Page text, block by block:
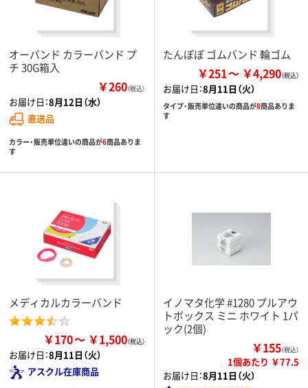
オーバンド カラーバンド プ
チ 30G箱入
￥260（税込）
お届け日：8月12日（水）
直送品
カラー・販売単位違いの商品が6商品ありま
す
たんぽぽ ゴムバンド 輪ゴム
￥251 ￥4,290
お届け日：8月11日（火）
タイプ・販売単位違いの商品が8商品ありま
す
メディカルカラーバンド
￥170 ￥1,500
お届け日：8月11日（火）
アスクル在庫商品
イノマタ化学 #1280 プルアウ
トボックス ミニ ホワイト 1パ
ック(2個)
￥155（税込）
1個あたり ￥77.5
お届け日：8月11日（火）